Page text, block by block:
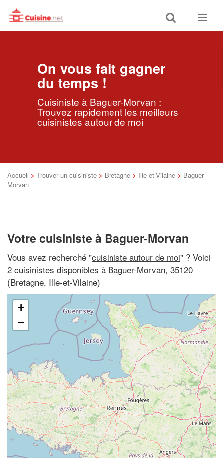
Toggle
search
Toggle
On vous fait gagner
du temps !
Cuisiniste à Baguer-Morvan :
Trouvez rapidement les meilleurs
cuisinistes autour de moi
Accueil > Trouver un cuisiniste > Bretagne > Ille-et-Vilaine > Baguer-
Morvan
Votre cuisiniste à Baguer-Morvan
Vous avez recherché "cuisiniste autour de moi" ? Voici
2 cuisinistes disponibles à Baguer-Morvan, 35120
(Bretagne, Ille-et-Vilaine)
+
−